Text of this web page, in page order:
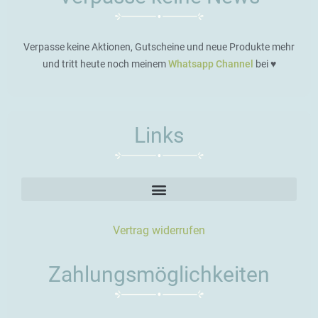
Verpasse keine Aktionen, Gutscheine und neue Produkte mehr
und tritt heute noch meinemWhatsapp Channel bei ♥️
Links
Vertrag widerrufen
Zahlungsmöglichkeiten